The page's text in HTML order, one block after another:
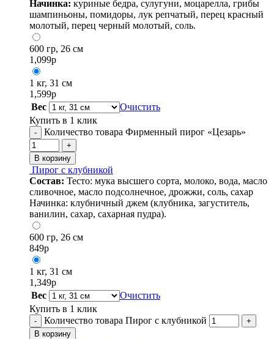
Начинка: куриные бедра, сулугуни, моцарелла, грибы
шампиньоны, помидоры, лук репчатый, перец красный
молотый, перец черный молотый, соль.
600 гр, 26 см
1,099р
1 кг, 31 см
1,599р
Вес
Очистить
Купить в 1 клик
- Количество товара Фирменный пирог «Цезарь»
+
В корзину
Пирог с клубникой
Состав: Тесто: мука высшего сорта, молоко, вода, масло
сливочное, масло подсолнечное, дрожжи, соль, сахар
Начинка: клубничный джем (клубника, загуститель,
ванилин, сахар, сахарная пудра).
600 гр, 26 см
849р
1 кг, 31 см
1,349р
Вес
Очистить
Купить в 1 клик
- Количество товара Пирог с клубникой
+
В корзину